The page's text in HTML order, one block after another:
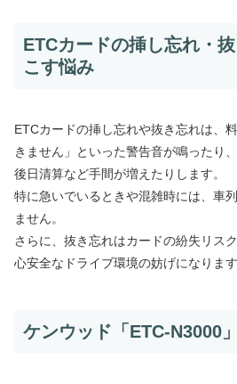
ETCカードの挿し忘れ・
こす悩み
ETCカードの挿し忘れや抜き忘れは、
きません」といった警告音が鳴ったり
後日清算など手間が増えたりします。
特に急いでいるときや混雑時には、車
ません。
さらに、抜き忘れはカードの紛失リス
心安全なドライブ環境の妨げになります
ケンウッド「ETC-N3000